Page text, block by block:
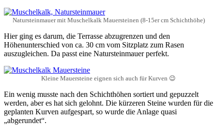
Natursteinmauer mit Muschelkalk Mauersteinen (8-15er cm Schichthöhe)
Hier ging es darum, die Terrasse abzugrenzen und den
Höhenunterschied von ca. 30 cm vom Sitzplatz zum Rasen
auszugleichen. Da passt eine Natursteinmauer perfekt.
Kleine Mauersteine eignen sich auch für Kurven 😉
Ein wenig musste nach den Schichthöhen sortiert und gepuzzelt
werden, aber es hat sich gelohnt. Die kürzeren Steine wurden für die
geplanten Kurven aufgespart, so wurde die Anlage quasi
„abgerundet“.